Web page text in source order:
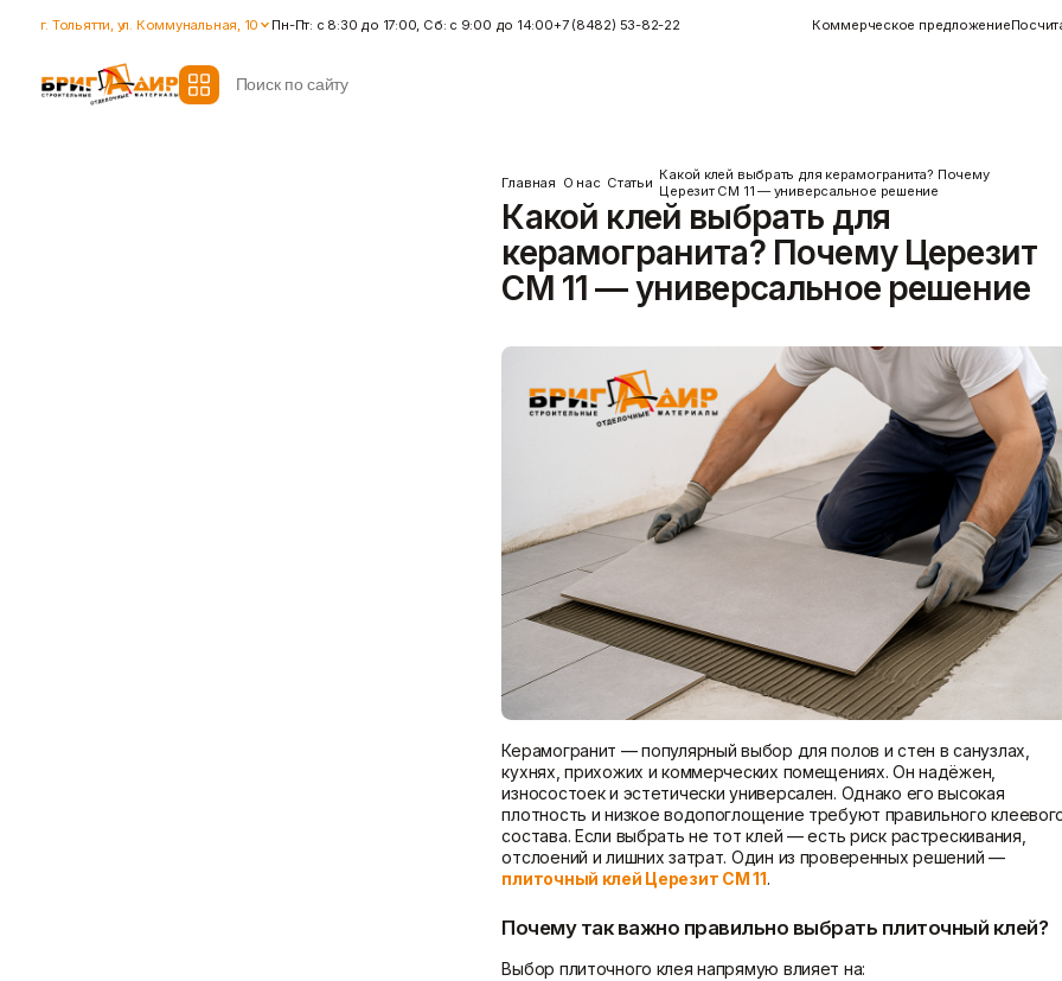
г. Тольятти, ул. Коммунальная, 10 Пн-Пт: с 8:30 до 17:00, Сб: с 9:00 до 14:00+7 (8482) 53-82-22 Коммерческое предложение
Влагостойкий гипсокартон
Гипсокартон стандартный
Инструменты
Инструменты для плитки
Малярные инструменты
Монтажный
Керамогранит
Показать больше
Пены/герметики
Монтажные пены
Показать больше
Пленки/Мембраны
Пароизоляционные плёнки
Пленка
Пленка ПВД техническая
Показать больше
Теплоизоляция
Минеральная вата
Пенопласт
Показать больше
Цементные растворы
Цемент
Цпс
Главная О нас Статьи Какой клей выбрать для керамогранита? Почему
Церезит CM 11 — универсальное решение
Какой клей выбрать для
керамогранита? Почему Церезит
CM 11 — универсальное решение
Керамогранит — популярный выбор для полов и стен в санузлах,
кухнях, прихожих и коммерческих помещениях. Он надёжен,
износостоек и эстетически универсален. Однако его высокая
плотность и низкое водопоглощение требуют правильного
состава. Если выбрать не тот клей — есть риск растрескивания,
отслоений и лишних затрат. Один из проверенных решений —
плиточный клей Церезит CM 11.
Почему так важно правильно выбрать плиточный клей?
Выбор плиточного клея напрямую влияет на: